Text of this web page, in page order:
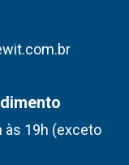
às 19h (exceto